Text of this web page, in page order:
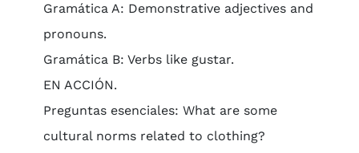
Gramática A: Demonstrative adjectives and
pronouns.
Gramática B: Verbs like gustar.
EN ACCIÓN.
Preguntas esenciales: What are some
cultural norms related to clothing?